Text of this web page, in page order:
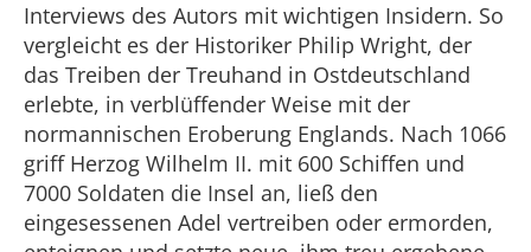
Interviews des Autors mit wichtigen Insidern. So
vergleicht es der Historiker Philip Wright, der
das Treiben der Treuhand in Ostdeutschland
erlebte, in verblüffender Weise mit der
normannischen Eroberung Englands. Nach 1066
griff Herzog Wilhelm II. mit 600 Schiffen und
7000 Soldaten die Insel an, ließ den
eingesessenen Adel vertreiben oder ermorden,